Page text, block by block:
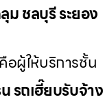
ม ชลบุรี ระยอง
คือผู้ให้บริการชั้น
น รถเฮี๊ยบรับจ้าง